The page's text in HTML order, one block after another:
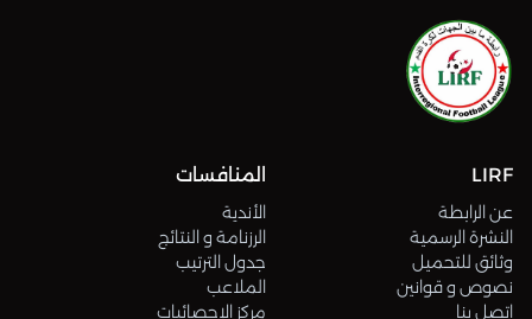
LIRF
عن الرابطة
النشرة الرسمية
وثائق للتحميل
نصوص و قوانين
اتصل بنا
المنافسات
الأندية
الرزنامة و النتائج
جدول الترتيب
الملاعب
مركز الإحصائيات